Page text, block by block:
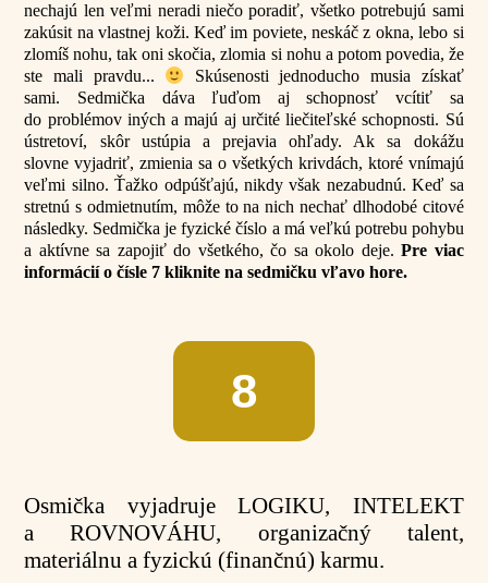
nechajú len veľmi neradi niečo poradiť, všetko potrebujú sami
zakúsit na vlastnej koži. Keď im poviete, neskáč z okna, lebo si
zlomíš nohu, tak oni skočia, zlomia si nohu a potom povedia, že
ste mali pravdu...
Skúsenosti jednoducho musia získať
sami. Sedmička dáva ľuďom aj schopnosť vcítiť sa
do problémov iných a majú aj určité liečiteľské schopnosti. Sú
ústretoví, skôr ustúpia a prejavia ohľady. Ak sa dokážu
slovne vyjadriť, zmienia sa o všetkých krivdách, ktoré vnímajú
veľmi silno. Ťažko odpúšťajú, nikdy však nezabudnú. Keď sa
stretnú s odmietnutím, môže to na nich nechať dlhodobé citové
následky. Sedmička je fyzické číslo a má veľkú potrebu pohybu
a aktívne sa zapojiť do všetkého, čo sa okolo deje.Pre viac
informácií o čísle 7 kliknite na sedmičku vľavo hore.
8
Osmička vyjadruje LOGIKU, INTELEKT
a ROVNOVÁHU, organizačný talent,
materiálnu a fyzickú (finančnú) karmu.